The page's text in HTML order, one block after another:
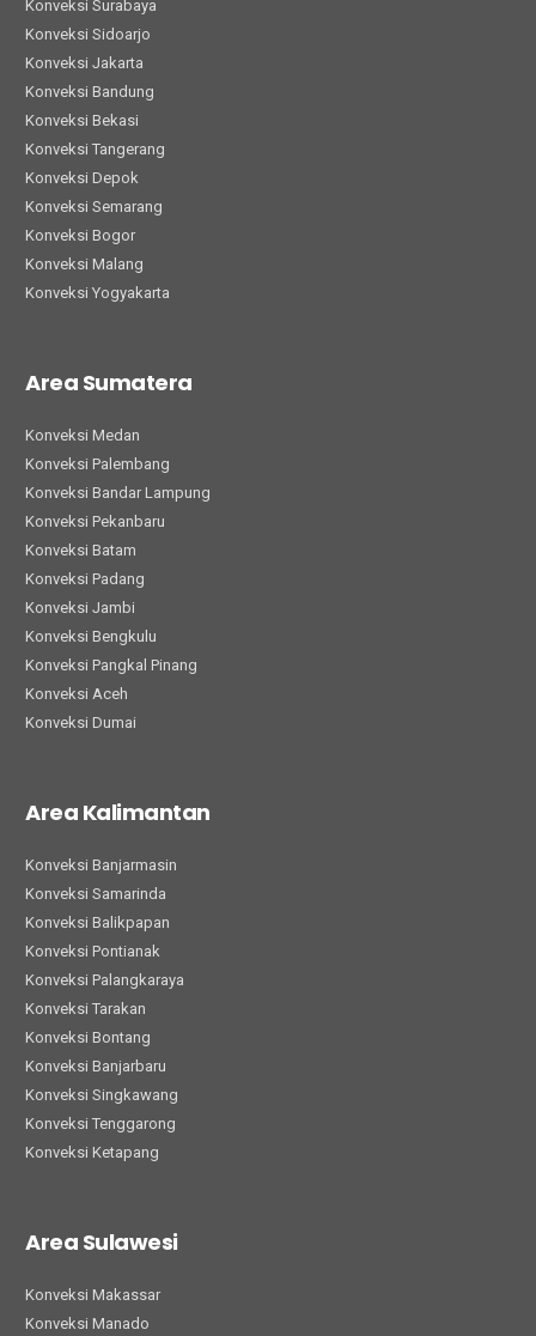
Konveksi Surabaya
Konveksi Sidoarjo
Konveksi Jakarta
Konveksi Bandung
Konveksi Bekasi
Konveksi Tangerang
Konveksi Depok
Konveksi Semarang
Konveksi Bogor
Konveksi Malang
Konveksi Yogyakarta
Area Sumatera
Konveksi Medan
Konveksi Palembang
Konveksi Bandar Lampung
Konveksi Pekanbaru
Konveksi Batam
Konveksi Padang
Konveksi Jambi
Konveksi Bengkulu
Konveksi Pangkal Pinang
Konveksi Aceh
Konveksi Dumai
Area Kalimantan
Konveksi Banjarmasin
Konveksi Samarinda
Konveksi Balikpapan
Konveksi Pontianak
Konveksi Palangkaraya
Konveksi Tarakan
Konveksi Bontang
Konveksi Banjarbaru
Konveksi Singkawang
Konveksi Tenggarong
Konveksi Ketapang
Area Sulawesi
Konveksi Makassar
Konveksi Manado